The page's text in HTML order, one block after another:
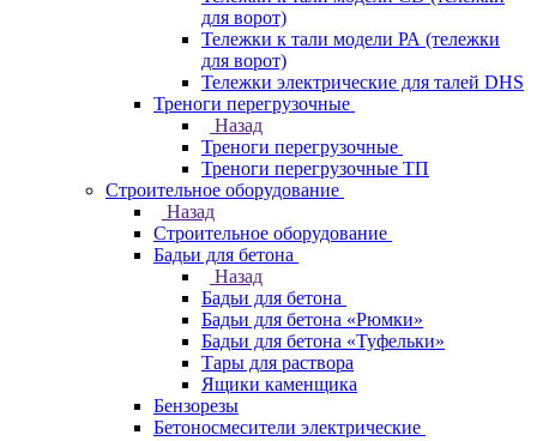
для ворот)
Тележки к тали модели РА (тележки
для ворот)
Тележки электрические для талей DHS
Треноги перегрузочные
Назад
Треноги перегрузочные
Треноги перегрузочные ТП
Строительное оборудование
Назад
Строительное оборудование
Бадьи для бетона
Назад
Бадьи для бетона
Бадьи для бетона «Рюмки»
Бадьи для бетона «Туфельки»
Тары для раствора
Ящики каменщика
Бензорезы
Бетоносмесители электрические